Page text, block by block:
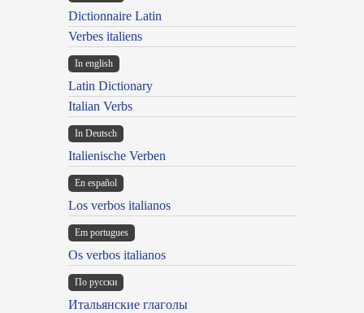
Dictionnaire Latin
Verbes italiens
In english
Latin Dictionary
Italian Verbs
In Deutsch
Italienische Verben
En español
Los verbos italianos
Em portugues
Os verbos italianos
По русски
Итальянские глаголы